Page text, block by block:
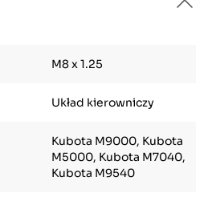
M8 x 1.25
Układ kierowniczy
Kubota M9000, Kubota
M5000, Kubota M7040,
Kubota M9540